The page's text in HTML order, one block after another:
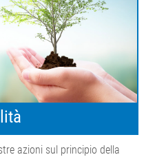
azioni sul principio della